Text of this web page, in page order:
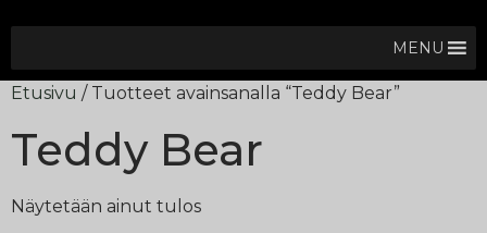
MENU
Etusivu / Tuotteet avainsanalla “Teddy Bear”
Teddy Bear
Näytetään ainut tulos